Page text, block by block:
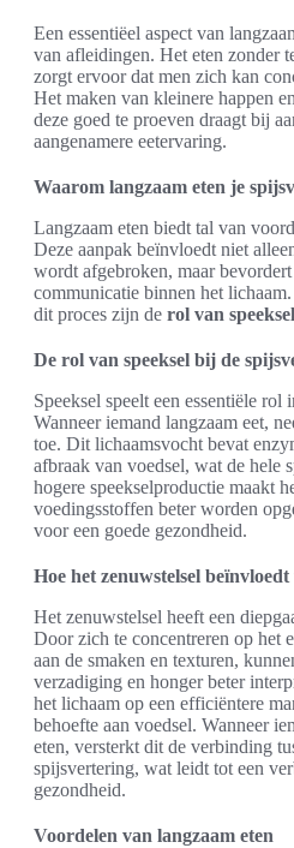
Een essentiëel aspect van
van afleidingen. Het eten zonder
zorgt ervoor dat men zich kan
Het maken van kleinere happen
deze goed te proeven draagt bij
aangenamere eetervaring.
Waarom langzaam eten je
Langzaam eten biedt tal van
Deze aanpak beïnvloedt niet
wordt afgebroken, maar
communicatie binnen het
dit proces zijn de rol van speeksel
De rol van speeksel bij de
Speeksel speelt een essentiële rol
Wanneer iemand langzaam eet,
toe. Dit lichaamsvocht bevat
afbraak van voedsel, wat de hele
hogere speekselproductie maakt
voedingsstoffen beter worden
voor een goede gezondheid.
Hoe het zenuwstelsel
Het zenuwstelsel heeft een
Door zich te concentreren op het
aan de smaken en texturen,
verzadiging en honger beter
het lichaam op een efficiëntere
behoefte aan voedsel. Wanneer
eten, versterkt dit de verbinding
spijsvertering, wat leidt tot een
gezondheid.
Voordelen van langzaam eten